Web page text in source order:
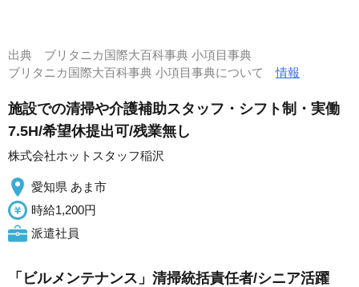
出典 ブリタニカ国際大百科事典 小項目事典
ブリタニカ国際大百科事典 小項目事典について情報
施設での清掃や介護補助スタッフ・シフト制・実働
7.5H/希望休提出可/残業無し
株式会社ホットスタッフ稲沢
愛知県 あま市
時給1,200円
派遣社員
「ビルメンテナンス」清掃統括責任者/シニア活躍